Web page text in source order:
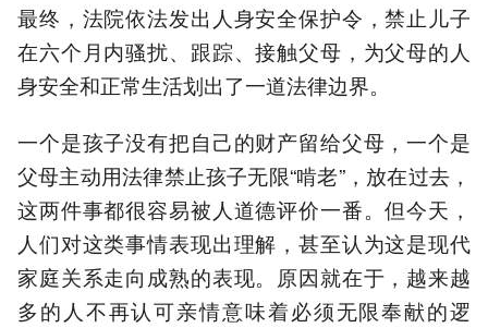
最终，法院依法发出人身安全保护令，禁止儿子
在六个月内骚扰、跟踪、接触父母，为父母的人
身安全和正常生活划出了一道法律边界。
一个是孩子没有把自己的财产留给父母，一个是
父母主动用法律禁止孩子无限“啃老”，放在过去，
这两件事都很容易被人道德评价一番。但今天，
人们对这类事情表现出理解，甚至认为这是现代
家庭关系走向成熟的表现。原因就在于，越来越
多的人不再认可亲情意味着必须无限奉献的逻